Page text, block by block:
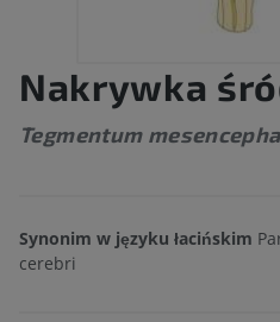
Nakrywka
Tegmentum
Synonim w języku łacińskim
cerebri